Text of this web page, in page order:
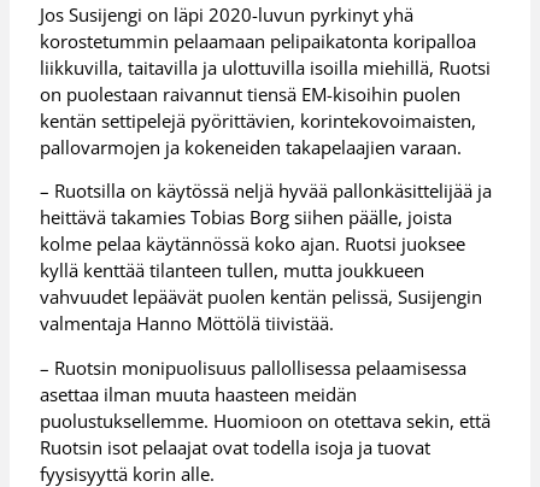
Jos Susijengi on läpi 2020-luvun pyrkinyt yhä
korostetummin pelaamaan pelipaikatonta koripalloa
liikkuvilla, taitavilla ja ulottuvilla isoilla miehillä, Ruotsi
on puolestaan raivannut tiensä EM-kisoihin puolen
kentän settipelejä pyörittävien, korintekovoimaisten,
pallovarmojen ja kokeneiden takapelaajien varaan.
– Ruotsilla on käytössä neljä hyvää pallonkäsittelijää ja
heittävä takamies Tobias Borg siihen päälle, joista
kolme pelaa käytännössä koko ajan. Ruotsi juoksee
kyllä kenttää tilanteen tullen, mutta joukkueen
vahvuudet lepäävät puolen kentän pelissä, Susijengin
valmentaja Hanno Möttölä tiivistää.
– Ruotsin monipuolisuus pallollisessa pelaamisessa
asettaa ilman muuta haasteen meidän
puolustuksellemme. Huomioon on otettava sekin, että
Ruotsin isot pelaajat ovat todella isoja ja tuovat
fyysisyyttä korin alle.